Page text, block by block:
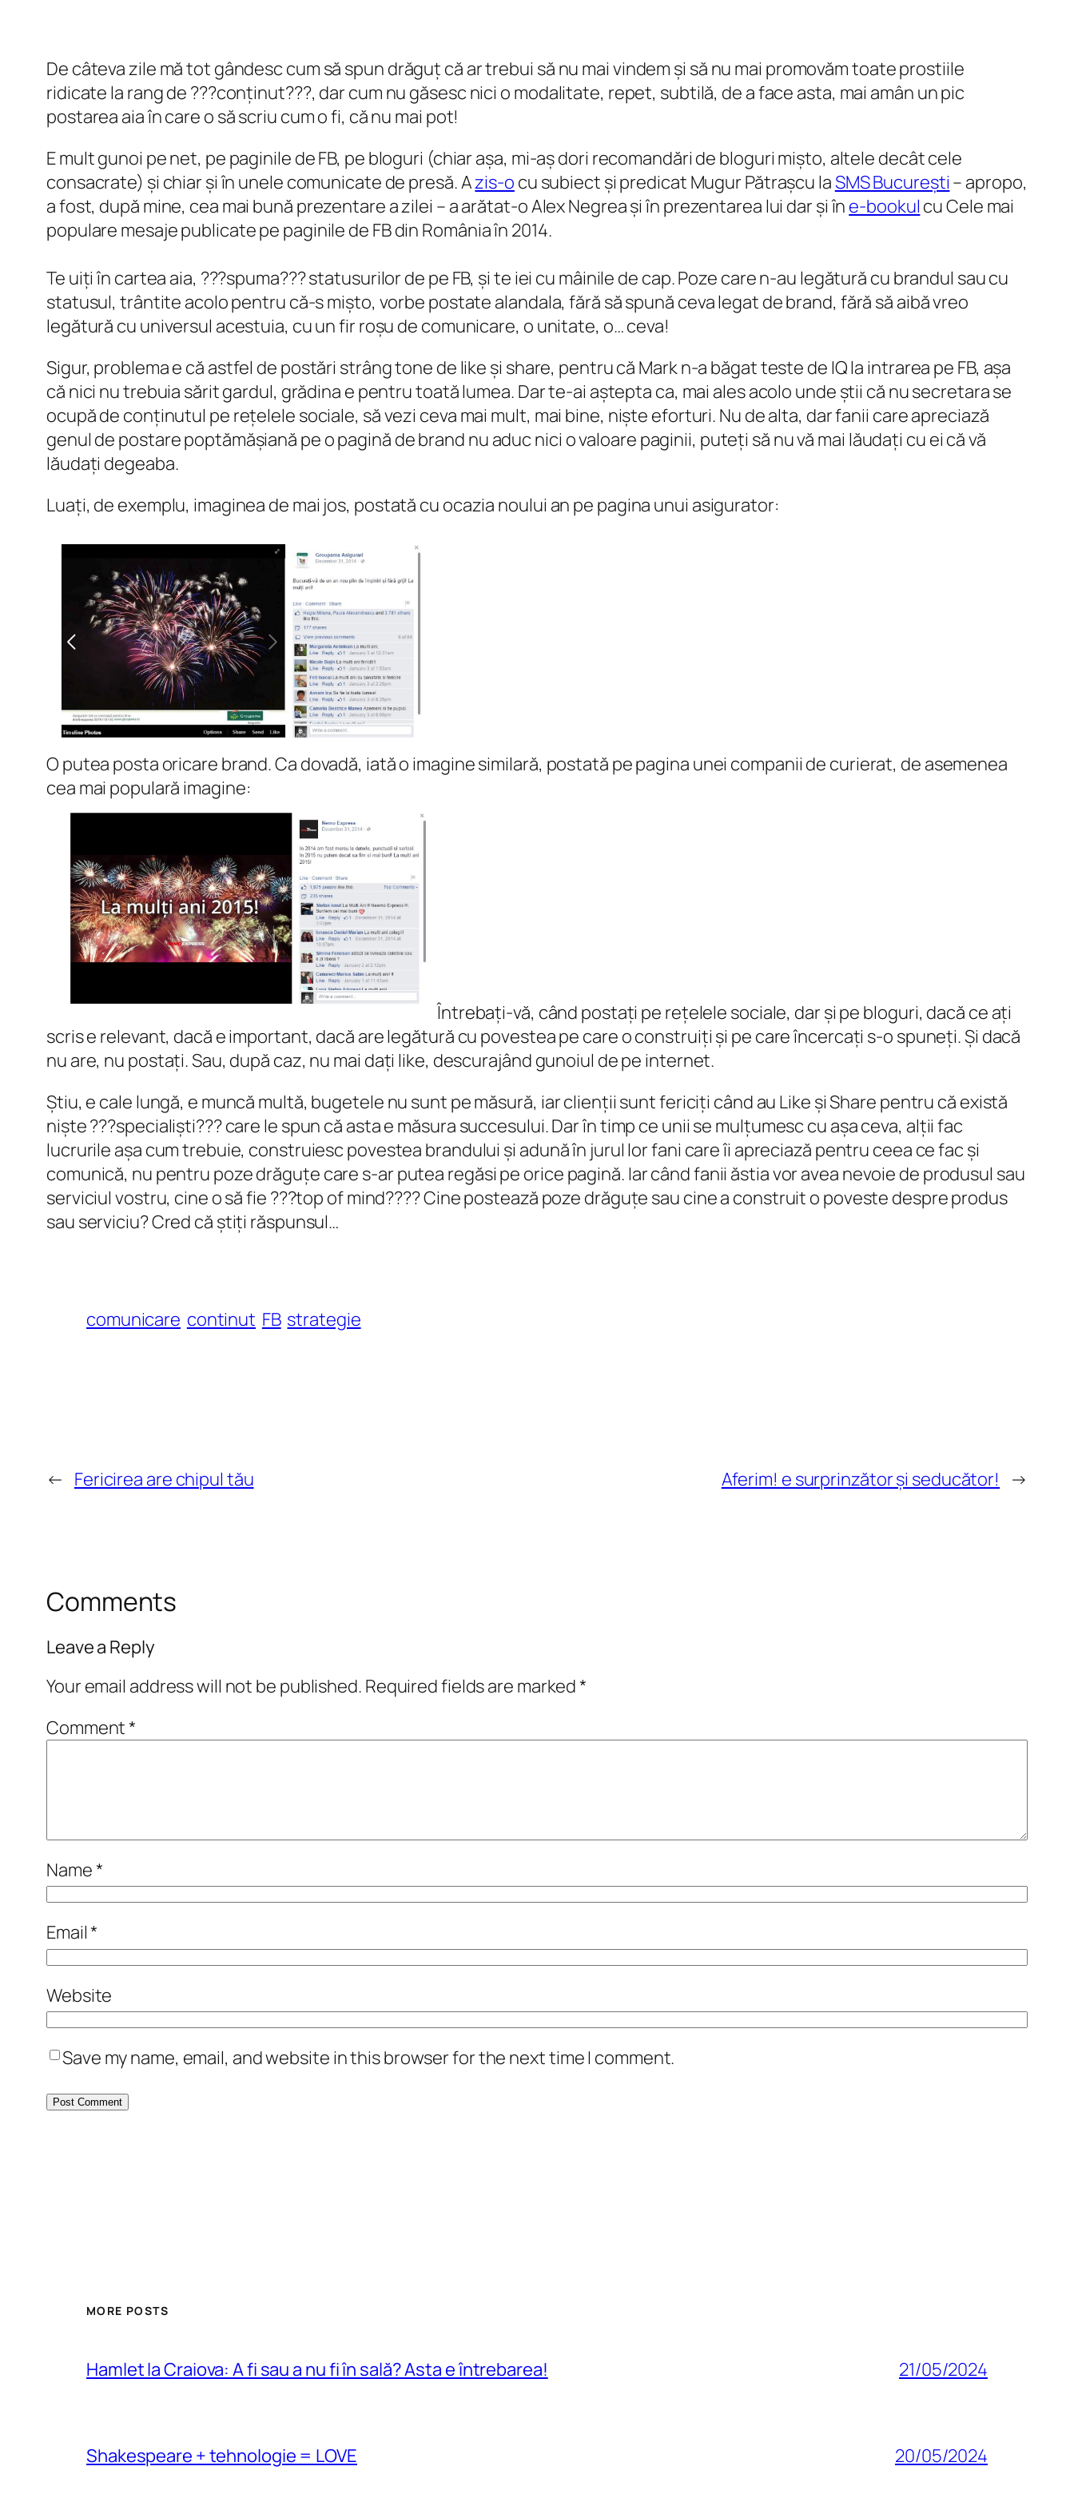
De câteva zile mă tot gândesc cum să spun drăguț că ar trebui să nu mai vindem și să nu mai promovăm toate prostiile
ridicate la rang de ???conținut???, dar cum nu găsesc nici o modalitate, repet, subtilă, de a face asta, mai amân un pic
postarea aia în care o să scriu cum o fi, că nu mai pot!
E mult gunoi pe net, pe paginile de FB, pe bloguri (chiar așa, mi-aș dori recomandări de bloguri mișto, altele decât cele
consacrate) și chiar și în unele comunicate de presă. Azis-o cu subiect și predicat Mugur Pătrașcu laSMS București – apropo,
a fost, după mine, cea mai bună prezentare a zilei – a arătat-o Alex Negrea și în prezentarea lui dar și în e-bookul cu Cele mai
populare mesaje publicate pe paginile de FB din România în 2014.
Te uiți în cartea aia, ???spuma??? statusurilor de pe FB, și te iei cu mâinile de cap. Poze care n-au legătură cu brandul sau cu
statusul, trântite acolo pentru că-s mișto, vorbe postate alandala, fără să spună ceva legat de brand, fără să aibă vreo
legătură cu universul acestuia, cu un fir roșu de comunicare, o unitate, o… ceva!
Sigur, problema e că astfel de postări strâng tone de like și share, pentru că Mark n-a băgat teste de IQ la intrarea pe FB, așa
că nici nu trebuia sărit gardul, grădina e pentru toată lumea. Dar te-ai aștepta ca, mai ales acolo unde știi că nu secretara se
ocupă de conținutul pe rețelele sociale, să vezi ceva mai mult, mai bine, niște eforturi. Nu de alta, dar fanii care apreciază
genul de postare poptămășiană pe o pagină de brand nu aduc nici o valoare paginii, puteți să nu vă mai lăudați cu ei că vă
lăudați degeaba.
Luați, de exemplu, imaginea de mai jos, postată cu ocazia noului an pe pagina unui asigurator:
O putea posta oricare brand. Ca dovadă, iată o imagine similară, postată pe pagina unei companii de curierat, de asemenea
cea mai populară imagine:
Întrebați-vă, când postați pe rețelele sociale, dar și pe bloguri, dacă ce ați
scris e relevant, dacă e important, dacă are legătură cu povestea pe care o construiți și pe care încercați s-o spuneți. Și dacă
nu are, nu postați. Sau, după caz, nu mai dați like, descurajând gunoiul de pe internet.
Știu, e cale lungă, e muncă multă, bugetele nu sunt pe măsură, iar clienții sunt fericiți când au Like și Share pentru că există
niște ???specialiști??? care le spun că asta e măsura succesului. Dar în timp ce unii se mulțumesc cu așa ceva, alții fac
lucrurile așa cum trebuie, construiesc povestea brandului și adună în jurul lor fani care îi apreciază pentru ceea ce fac și
comunică, nu pentru poze drăguțe care s-ar putea regăsi pe orice pagină. Iar când fanii ăstia vor avea nevoie de produsul sau
serviciul vostru, cine o să fie ???top of mind???? Cine postează poze drăguțe sau cine a construit o poveste despre produs
sau serviciu? Cred că știți răspunsul…
comunicare continut FB strategie
← Fericirea are chipul tău Aferim! e surprinzător și seducător! →
Comments
Leave a Reply
Your email address will not be published. Required fields are marked*
Comment*
Name*
Email*
Website
Save my name, email, and website in this browser for the next time I comment.
MORE POSTS
Hamlet la Craiova: A fi sau a nu fi în sală? Asta e întrebarea! 21/05/2024
Shakespeare + tehnologie = LOVE 20/05/2024